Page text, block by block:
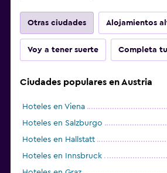
Otras ciudades Alojamientos
Voy a tener suerte Completa
Ciudades populares en Austria
Hoteles en Viena
Hoteles en Salzburgo
Hoteles en Hallstatt
Hoteles en Innsbruck